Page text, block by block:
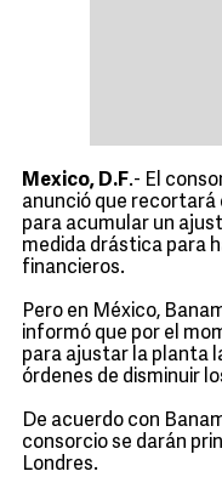
Mexico, D.F.- El
anunció que
para acumular un
medida drástica para
financieros.
Pero en México,
informó que por el
para ajustar la planta
órdenes de disminuir
De acuerdo con
consorcio se darán
Londres.